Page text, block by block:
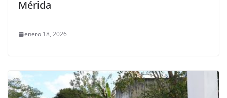
Mérida
enero 18, 2026